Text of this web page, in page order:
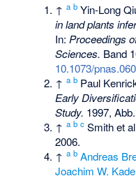
↑a b Yin-Long
in land plants
In: Proceedings
Sciences. Band
10.1073/
↑a b Paul
Early
Study. 1997,
↑a b c Smith et
2006.
↑a b Andreas
Joachim W.